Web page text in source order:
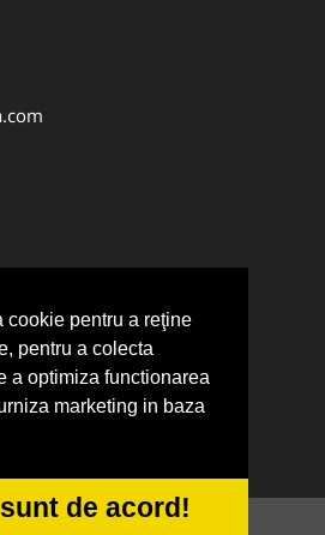
pentru a reţine
pentru a colecta
a optimiza functionarea
marketing in baza
de acord!